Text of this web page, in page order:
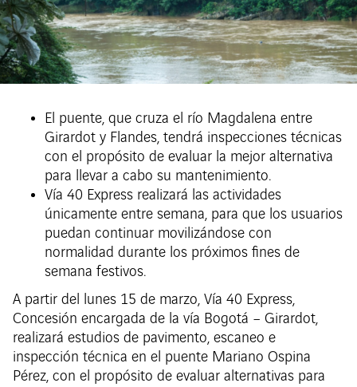
El puente, que cruza el río Magdalena entre
Girardot y Flandes, tendrá inspecciones técnicas
con el propósito de evaluar la mejor alternativa
para llevar a cabo su mantenimiento.
Vía 40 Express realizará las actividades
únicamente entre semana, para que los usuarios
puedan continuar movilizándose con
normalidad durante los próximos fines de
semana festivos.
A partir del lunes 15 de marzo, Vía 40 Express,
Concesión encargada de la vía Bogotá – Girardot,
realizará estudios de pavimento, escaneo e
inspección técnica en el puente Mariano Ospina
Pérez, con el propósito de evaluar alternativas para